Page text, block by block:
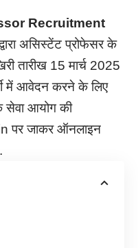
Recruitment
असिस्टेंट प्रोफेसर के
तारीख 15 मार्च 2025
में आवेदन करने के लिए
सेवा आयोग की
पर जाकर ऑनलाइन